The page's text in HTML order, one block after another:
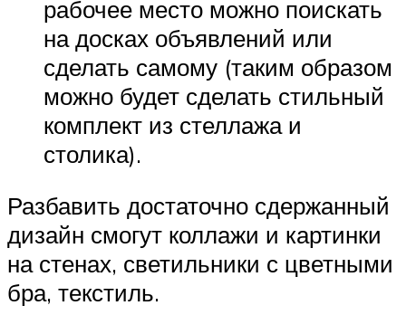
рабочее место можно поискать
на досках объявлений или
сделать самому (таким образом
можно будет сделать стильный
комплект из стеллажа и
столика).
Разбавить достаточно сдержанный
дизайн смогут коллажи и картинки
на стенах, светильники с цветными
бра, текстиль.